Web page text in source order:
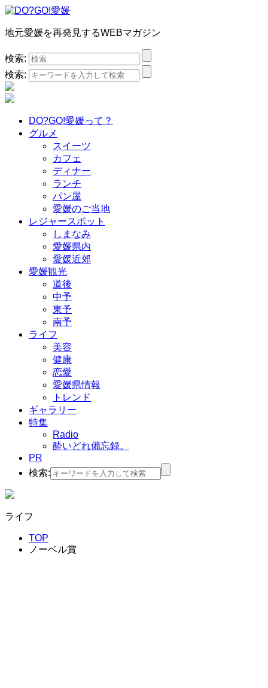
地元愛媛を再発見するWEBマガジン
検索:
検索:
DO?GO!愛媛って？
グルメ
スイーツ
カフェ
ディナー
ランチ
パン屋
愛媛のご当地
レジャースポット
しまなみ
愛媛県内
愛媛近郊
愛媛観光
道後
中予
東予
南予
ライフ
美容
健康
恋愛
愛媛県情報
トレンド
ギャラリー
特集
Radio
酔いどれ備忘録。
PR
検索:
ライフ
TOP
ノーベル賞